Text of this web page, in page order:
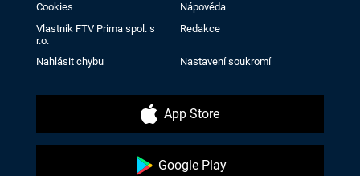
Cookies
Nápověda
Vlastník FTV Prima spol. s
r.o.
Redakce
Nahlásit chybu Nastavení soukromí
App Store
Google Play